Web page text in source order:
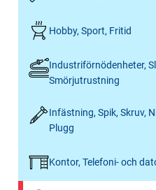
Hobby, Sport, Fritid
Industriförnödenheter,
Smörjutrustning
Infästning, Spik, Skruv,
Plugg
Kontor, Telefoni- och